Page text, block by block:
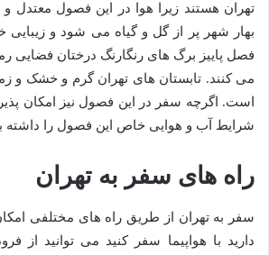
تهران هستند زیرا هوا در این فصول معتدل
بهار شهر پر از گل و گیاه می شود و زیبایی
فصل پاییز برگ های رنگارنگ درختان فضایی
می کنند. تابستان های تهران گرم و خشک و
است. اگرچه سفر در این فصول نیز امکان
شرایط آب و هوایی خاص این فصول را داشته
راه های سفر به تهران
سفر به تهران از طریق راه های مختلفی
دارید با هواپیما سفر کنید می توانید از